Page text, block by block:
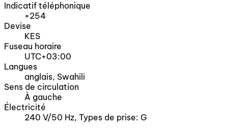
Indicatif téléphonique
+254
Devise
KES
Fuseau horaire
UTC+03:00
Langues
anglais, Swahili
Sens de circulation
À gauche
Électricité
240 V/50 Hz, Types de prise: G